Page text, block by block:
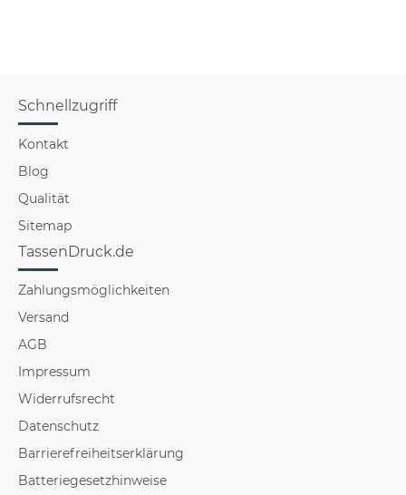
Schnellzugriff
Kontakt
Blog
Qualität
Sitemap
TassenDruck.de
Zahlungsmöglichkeiten
Versand
AGB
Impressum
Widerrufsrecht
Datenschutz
Barrierefreiheitserklärung
Batteriegesetzhinweise